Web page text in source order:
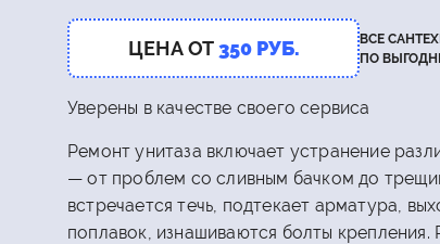
ЦЕНА ОТ350 РУБ.
ВСЕ
ПО
Уверены в качестве своего сервиса
Ремонт унитаза включает устранение
— от проблем со сливным бачком до
встречается течь, подтекает арматура,
поплавок, изнашиваются болты крепления.